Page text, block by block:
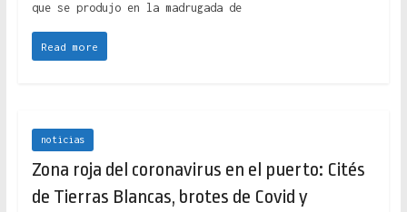
que se produjo en la madrugada de
Read more
noticias
Zona roja del coronavirus en el puerto: Cités
de Tierras Blancas, brotes de Covid y